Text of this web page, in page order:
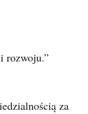
rozwoju.”
za